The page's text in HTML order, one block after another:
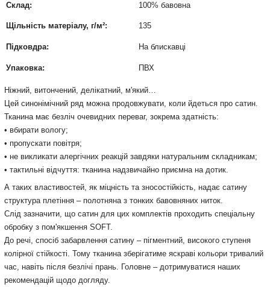
Склад: 100% бавовна
Щільність матеріалу, г/м²: 135
Підковдра: На блискавці
Упаковка: ПВХ
Ніжний, витончений, делікатний, м'який…
Цей синонімічний ряд можна продовжувати, коли йдеться про сатин.
Тканина має безліч очевидних переваг, зокрема здатність:
• вбирати вологу;
• пропускати повітря;
• не викликати алергічних реакцій завдяки натуральним складникам;
• тактильні відчуття: тканина надзвичайно приємна на дотик.
А таких властивостей, як міцність та зносостійкість, надає сатину
структура плетіння – полотняна з тонких бавовняних ниток.
Слід зазначити, що сатин для цих комплектів проходить спеціальну
обробку з пом'якшення SOFT.
До речі, спосіб забарвлення сатину – пігментний, високого ступеня
колірної стійкості. Тому тканина зберігатиме яскраві кольори тривалий
час, навіть після безлічі прань. Головне – дотримуватися наших
рекомендацій щодо догляду.